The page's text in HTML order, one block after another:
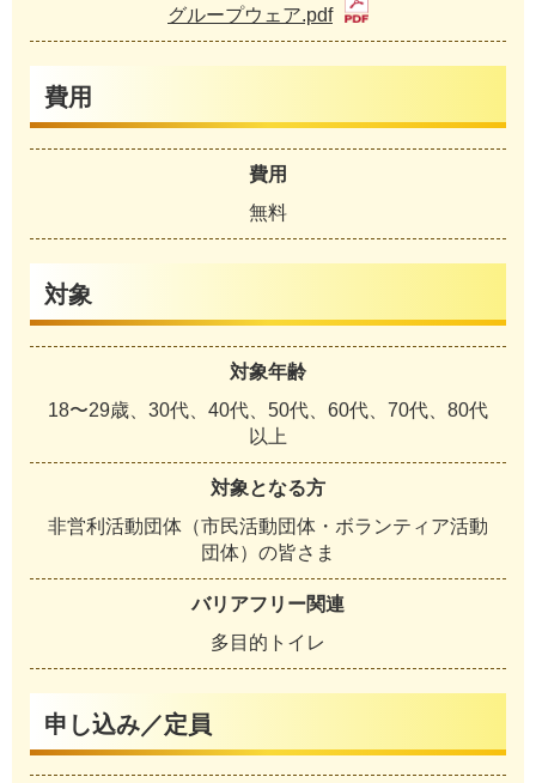
グループウェア.pdf
費用
費用
無料
対象
対象年齢
18〜29歳、30代、40代、50代、60代、70代、80代
以上
対象となる方
非営利活動団体（市民活動団体・ボランティア活動
団体）の皆さま
バリアフリー関連
多目的トイレ
申し込み／定員